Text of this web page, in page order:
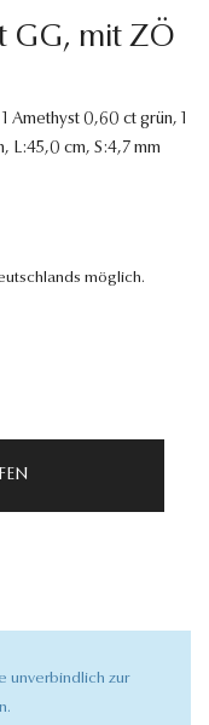
GG, mit ZÖ
Amethyst 0,60 ct grün, 1
L:45,0 cm, S:4,7 mm
möglich.
unverbindlich zur